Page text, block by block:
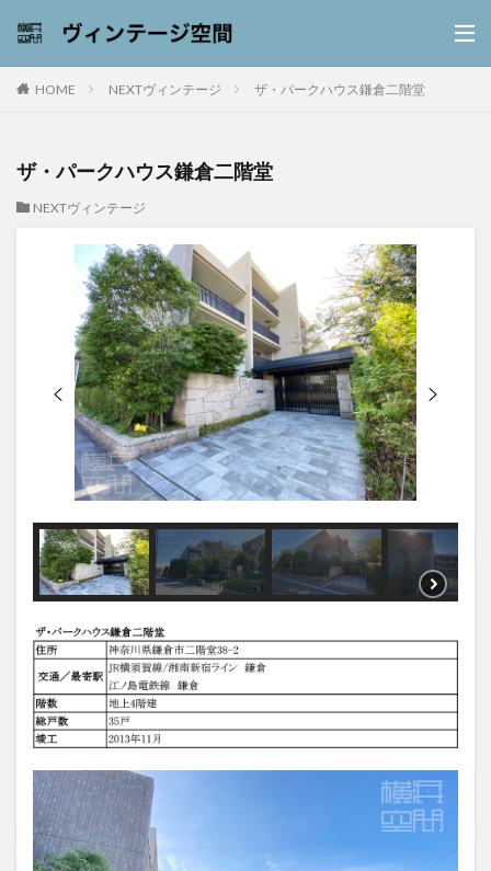
HOME NEXTヴィンテージ ザ・パークハウス鎌倉二階堂
ザ・パークハウス鎌倉二階堂
NEXTヴィンテージ